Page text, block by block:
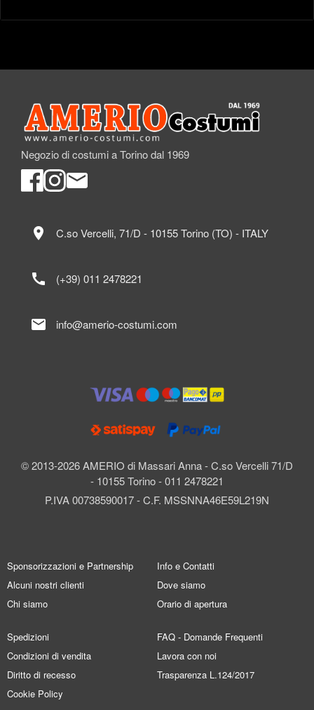
Negozio di costumi a Torino dal 1969
© 2013-2026 AMERIO di Massari Anna - C.so Vercelli 71/D
- 10155 Torino - 011 2478221
P.IVA 00738590017 - C.F. MSSNNA46E59L219N
location_on C.so Vercelli, 71/D - 10155 Torino (TO) - ITALY
call (+39) 011 2478221
mail info@amerio-costumi.com
Sponsorizzazioni e Partnership
Alcuni nostri clienti
Chi siamo
Info e Contatti
Dove siamo
Orario di apertura
Spedizioni
Condizioni di vendita
Diritto di recesso
Cookie Policy
FAQ - Domande Frequenti
Lavora con noi
Trasparenza L.124/2017